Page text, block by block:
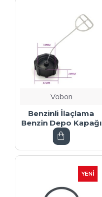
Vobon
Benzinli İlaçlama
Benzin Depo Kapağı
YENI